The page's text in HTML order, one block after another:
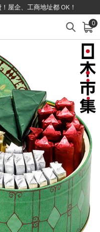
屋企、工商地址都 OK！
0
查看